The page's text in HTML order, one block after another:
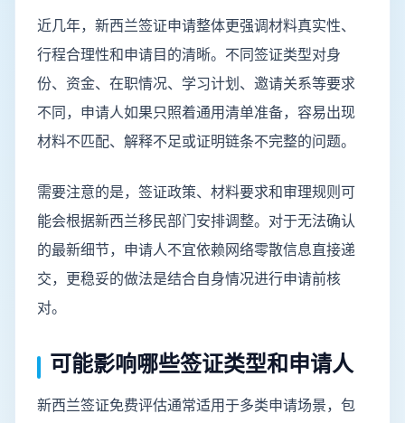
近几年，新西兰签证申请整体更强调材料真实性、
行程合理性和申请目的清晰。不同签证类型对身
份、资金、在职情况、学习计划、邀请关系等要求
不同，申请人如果只照着通用清单准备，容易出现
材料不匹配、解释不足或证明链条不完整的问题。
需要注意的是，签证政策、材料要求和审理规则可
能会根据新西兰移民部门安排调整。对于无法确认
的最新细节，申请人不宜依赖网络零散信息直接递
交，更稳妥的做法是结合自身情况进行申请前核
对。
可能影响哪些签证类型和申请人
新西兰签证免费评估通常适用于多类申请场景，包